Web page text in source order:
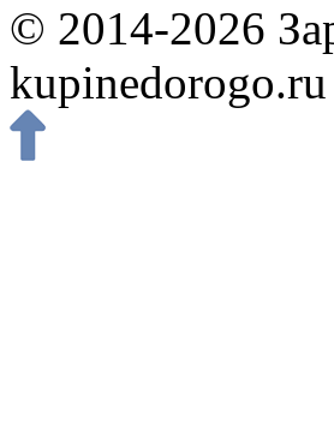
© 2014-2026
kupinedorogo.ru